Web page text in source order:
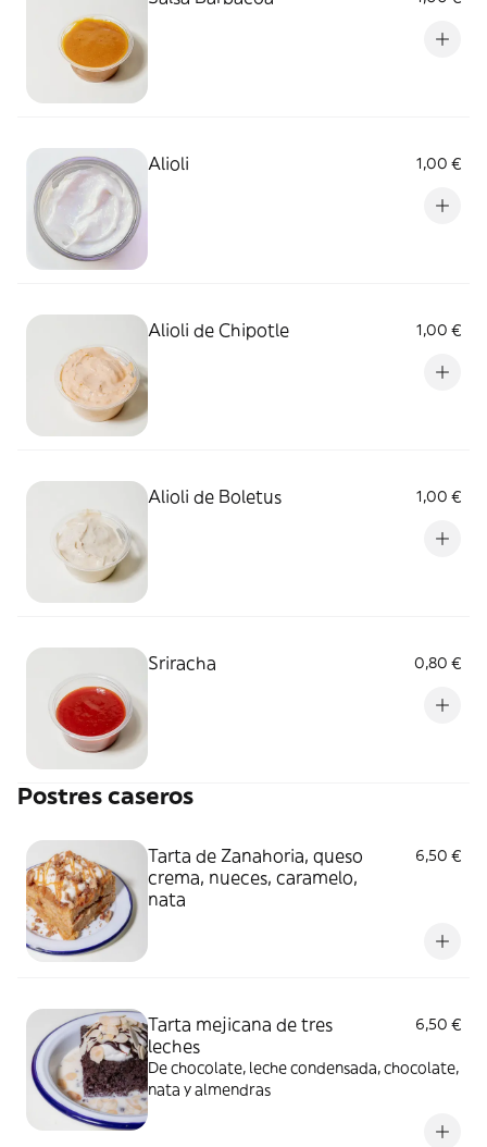
Alioli 1,00 €
Alioli de Chipotle 1,00 €
Alioli de Boletus 1,00 €
Sriracha 0,80 €
Postres caseros
Tarta de Zanahoria, queso
crema, nueces, caramelo,
nata
6,50 €
Tarta mejicana de tres
leches
6,50 €
De chocolate, leche condensada, chocolate,
nata y almendras